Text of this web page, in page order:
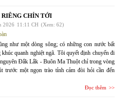
RIÊNG CHÍN TỚI
2026 11:11 CH (Xem: 62)
như một dòng sông; có những con nước bất
quanh nghiệt ngã. Tôi quyết định chuyến đi
Đắk Lắk - Buôn Ma Thuột chỉ trong vòng
trước một ngọn trào tỉnh cảm đòi hỏi cần đến
Đọc thêm